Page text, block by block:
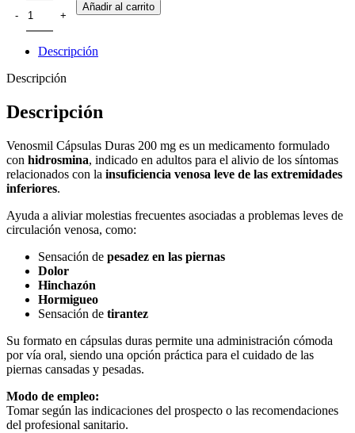
Añadir al carrito
Descripción
Descripción
Descripción
Venosmil Cápsulas Duras 200 mg es un medicamento formulado
con hidrosmina, indicado en adultos para el alivio de los síntomas
relacionados con la insuficiencia venosa leve de las extremidades
inferiores.
Ayuda a aliviar molestias frecuentes asociadas a problemas leves de
circulación venosa, como:
Sensación de pesadez en las piernas
Dolor
Hinchazón
Hormigueo
Sensación de tirantez
Su formato en cápsulas duras permite una administración cómoda
por vía oral, siendo una opción práctica para el cuidado de las
piernas cansadas y pesadas.
Modo de empleo:
Tomar según las indicaciones del prospecto o las recomendaciones
del profesional sanitario.